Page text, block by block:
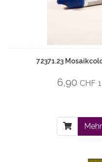
72371.23
6,90 CHF